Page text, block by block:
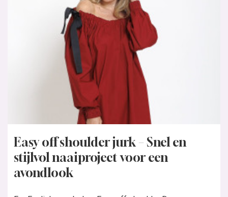
Easy off shoulder jurk – Snel en
stijlvol naaiproject voor een
avondlook